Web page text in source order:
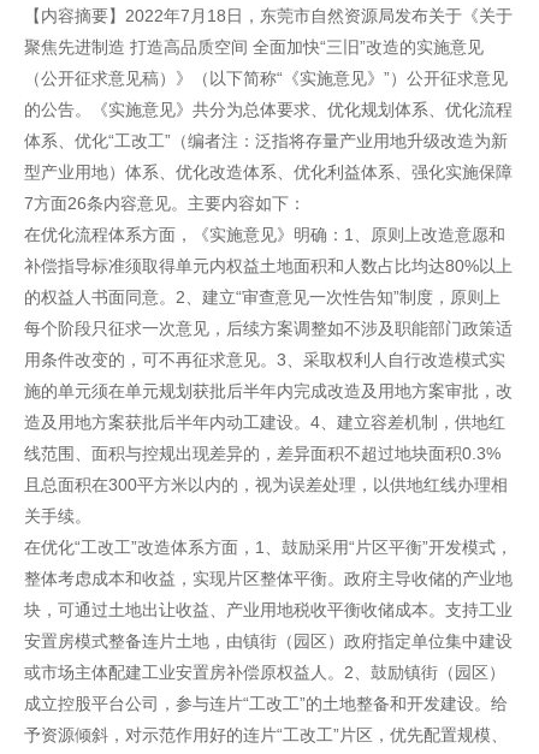
【内容摘要】2022年7月18日，东莞市自然资源局发布关于《关于
聚焦先进制造 打造高品质空间 全面加快“三旧”改造的实施意见
（公开征求意见稿）》（以下简称“《实施意见》”）公开征求意见
的公告。《实施意见》共分为总体要求、优化规划体系、优化流程
体系、优化“工改工”（编者注：泛指将存量产业用地升级改造为新
型产业用地）体系、优化改造体系、优化利益体系、强化实施保障
7方面26条内容意见。主要内容如下：
在优化流程体系方面，《实施意见》明确：1、原则上改造意愿和
补偿指导标准须取得单元内权益土地面积和人数占比均达80%以上
的权益人书面同意。2、建立“审查意见一次性告知”制度，原则上
每个阶段只征求一次意见，后续方案调整如不涉及职能部门政策适
用条件改变的，可不再征求意见。3、采取权利人自行改造模式实
施的单元须在单元规划获批后半年内完成改造及用地方案审批，改
造及用地方案获批后半年内动工建设。4、建立容差机制，供地红
线范围、面积与控规出现差异的，差异面积不超过地块面积0.3%
且总面积在300平方米以内的，视为误差处理，以供地红线办理相
关手续。
在优化“工改工”改造体系方面，1、鼓励采用“片区平衡”开发模式，
整体考虑成本和收益，实现片区整体平衡。政府主导收储的产业地
块，可通过土地出让收益、产业用地税收平衡收储成本。支持工业
安置房模式整备连片土地，由镇街（园区）政府指定单位集中建设
或市场主体配建工业安置房补偿原权益人。2、鼓励镇街（园区）
成立控股平台公司，参与连片“工改工”的土地整备和开发建设。给
予资源倾斜，对示范作用好的连片“工改工”片区，优先配置规模、